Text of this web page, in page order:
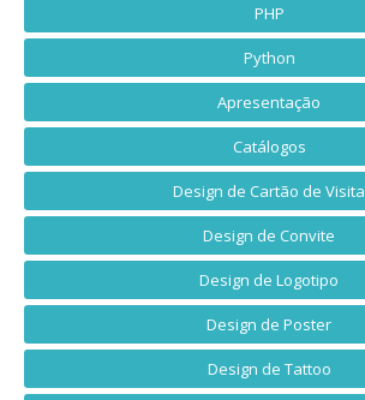
PHP
Python
Apresentação
Catálogos
Design de Cartão de Visita
Design de Convite
Design de Logotipo
Design de Poster
Design de Tattoo